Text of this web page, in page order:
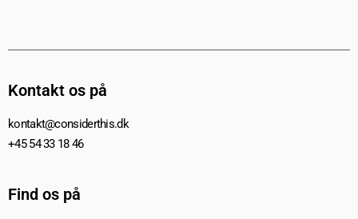
Kontakt os på
kontakt@considerthis.dk
+45 54 33 18 46
Find os på